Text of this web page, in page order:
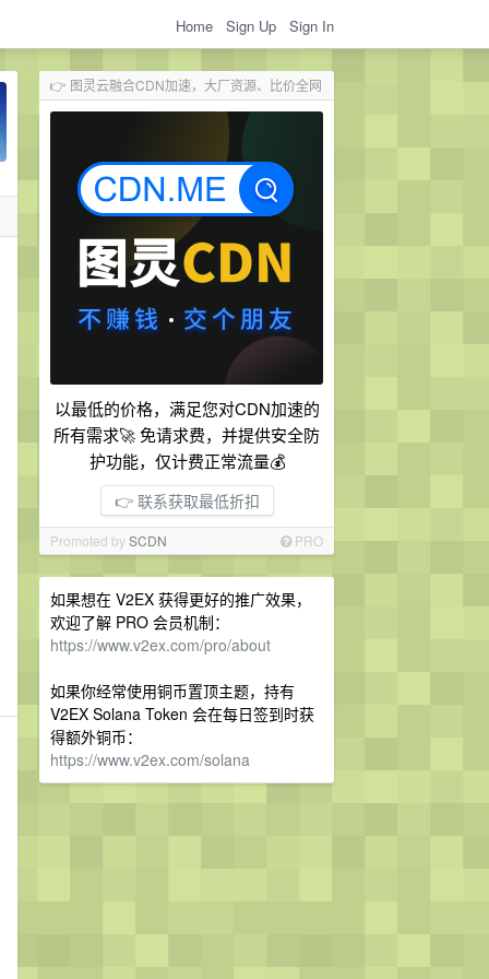
Home Sign Up Sign In
👉 图灵云融合CDN加速，大厂资源、比价全网
以最低的价格，满足您对CDN加速的
所有需求🚀 免请求费，并提供安全防
护功能，仅计费正常流量💰
👉 联系获取最低折扣
Promoted bySCDN PRO
如果想在 V2EX 获得更好的推广效果，
欢迎了解 PRO 会员机制：
https://www.v2ex.com/pro/about
如果你经常使用铜币置顶主题，持有
V2EX Solana Token 会在每日签到时获
得额外铜币：
https://www.v2ex.com/solana